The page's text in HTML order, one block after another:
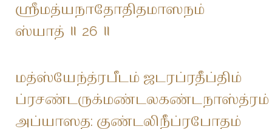
ஶ்ரீமத்யநாதோதிதமாஸநம்
ஸ்யாத் ॥ 26 ॥
மத்ஸ்யேந்த்ரபீடம் ஜடரப்ரதீப்திம்
ப்ரசண்டருக்மண்டலகண்டநாஸ்த்ரம்
அப்யாஸத: குண்டலிநீப்ரபோதம்